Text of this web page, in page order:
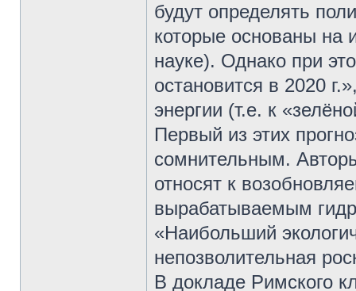
будут определять
которые основаны на
науке). Однако при
остановится в 2020
энергии (т.е. к
Первый из этих
сомнительным.
относят к
вырабатываемым
«Наибольший
непозволительная
В докладе Римского